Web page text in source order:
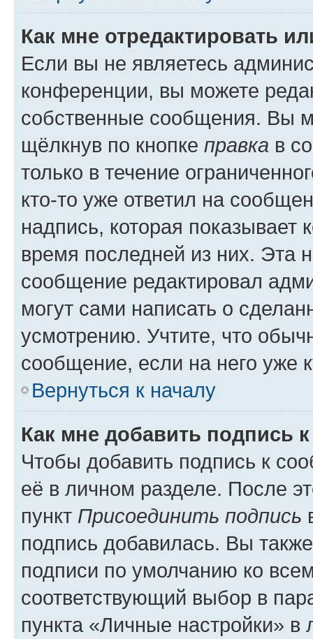
Как мне отредактировать
Если вы не являетесь
конференции, вы можете
собственные сообщения. Вы
щёлкнув по кнопке правка в
только в течение
кто-то уже ответил на
надпись, которая показывает
время последней из них. Эта
сообщение редактировал
могут сами написать о
усмотрению. Учтите, что
сообщение, если на него уже
Вернуться к началу
Как мне добавить подпись
Чтобы добавить подпись к
её в личном разделе. После
пункт Присоединить подпись
подпись добавилась. Вы
подписи по умолчанию ко
соответствующий выбор в
пункта «Личные настройки»